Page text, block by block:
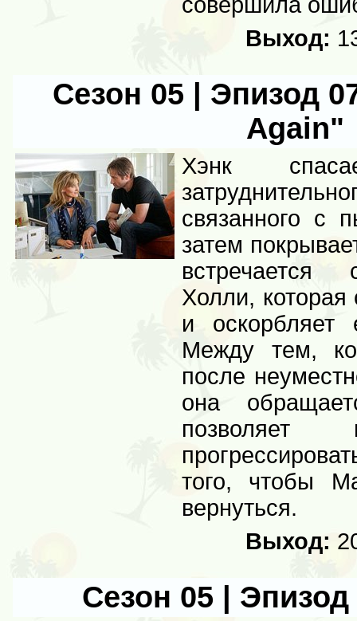
Выход:
Сезон 05 | Эпизод
Again"
Хэнк
связанного с
затем
встречается
Холли, которая
и оскорбляет
Между тем,
после
она
позволяет
того, чтобы
вернуться.
Выход:
Сезон 05 |